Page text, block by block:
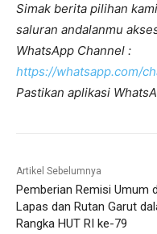
Simak berita pilihan
saluran andalanmu
WhatsApp Channel :
https://whatsapp.com/
Pastikan aplikasi
Artikel Sebelumnya
Pemberian Remisi Umum
Lapas dan Rutan Garut
Rangka HUT RI ke-79